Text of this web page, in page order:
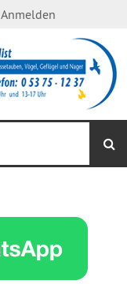
Anmelden